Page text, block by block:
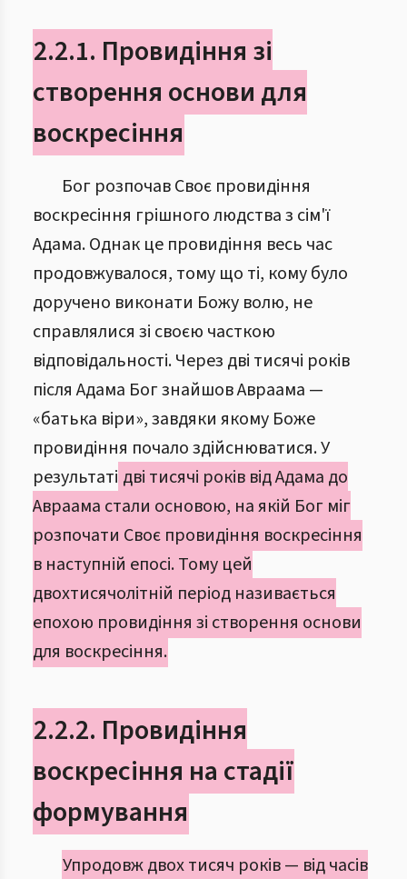
2.2.1. Провидіння зі
створення основи для
воскресіння
Бог розпочав Своє провидіння
воскресіння грішного людства з сім'ї
Адама. Однак це провидіння весь час
продовжувалося, тому що ті, кому було
доручено виконати Божу волю, не
справлялися зі своєю часткою
відповідальності. Через дві тисячі років
після Адама Бог знайшов Авраама —
«батька віри», завдяки якому Боже
провидіння почало здійснюватися. У
результаті дві тисячі років від Адама до
Авраама стали основою, на якій Бог міг
розпочати Своє провидіння воскресіння
в наступній епосі. Тому цей
двохтисячолітній період називається
епохою провидіння зі створення основи
для воскресіння.
2.2.2. Провидіння
воскресіння на стадії
формування
Упродовж двох тисяч років — від часів